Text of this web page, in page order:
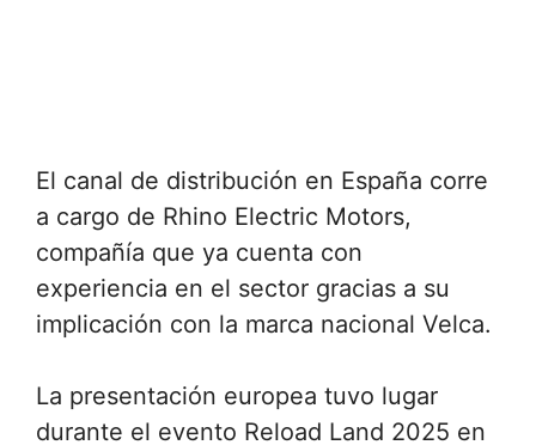
El canal de distribución en España corre
a cargo de Rhino Electric Motors,
compañía que ya cuenta con
experiencia en el sector gracias a su
implicación con la marca nacional Velca.
La presentación europea tuvo lugar
durante el evento Reload Land 2025 en